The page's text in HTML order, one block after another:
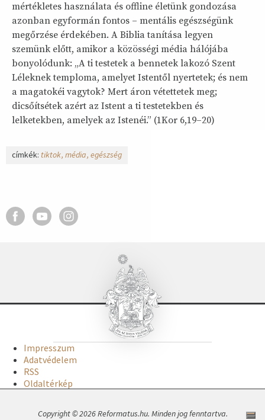
mértékletes használata és offline életünk gondozása
azonban egyformán fontos – mentális egészségünk
megőrzése érdekében. A Biblia tanítása legyen
szemünk előtt, amikor a közösségi média hálójába
bonyolódunk: „A ti testetek a bennetek lakozó Szent
Léleknek temploma, amelyet Istentől nyertetek; és nem
a magatokéi vagytok? Mert áron vétettetek meg;
dicsőítsétek azért az Istent a ti testetekben és
lelketekben, amelyek az Istenéi.” (1Kor 6,19–20)
címkék: tiktok média egészség
Impresszum
Adatvédelem
RSS
Oldaltérkép
Copyright © 2026 Reformatus.hu. Minden jog fenntartva.